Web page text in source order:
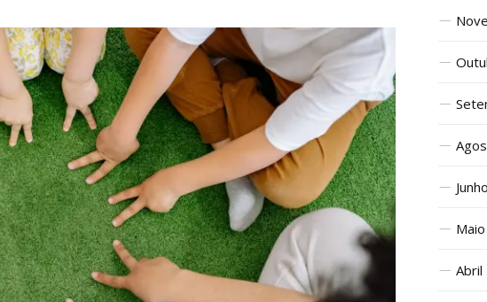
Abril